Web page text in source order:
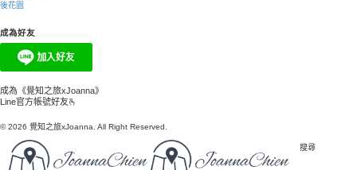
後花園
成為好友
成為《覺知之旅xJoanna》
Line官方帳號好友🫰
© 2026 覺知之旅xJoanna. All Right Reserved.
搜尋